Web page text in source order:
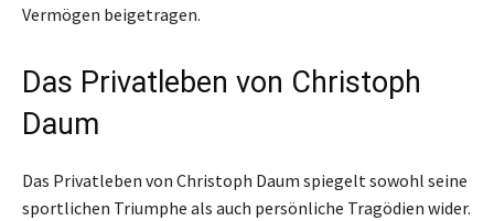
Vermögen beigetragen.
Das Privatleben von Christoph
Daum
Das Privatleben von Christoph Daum spiegelt sowohl seine
sportlichen Triumphe als auch persönliche Tragödien wider.